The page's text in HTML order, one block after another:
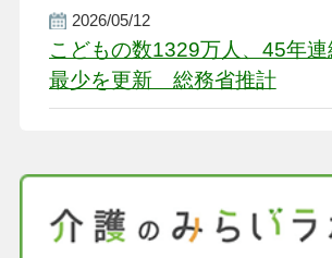
2026/05/12
こどもの数1329万人、45年
最少を更新 総務省推計